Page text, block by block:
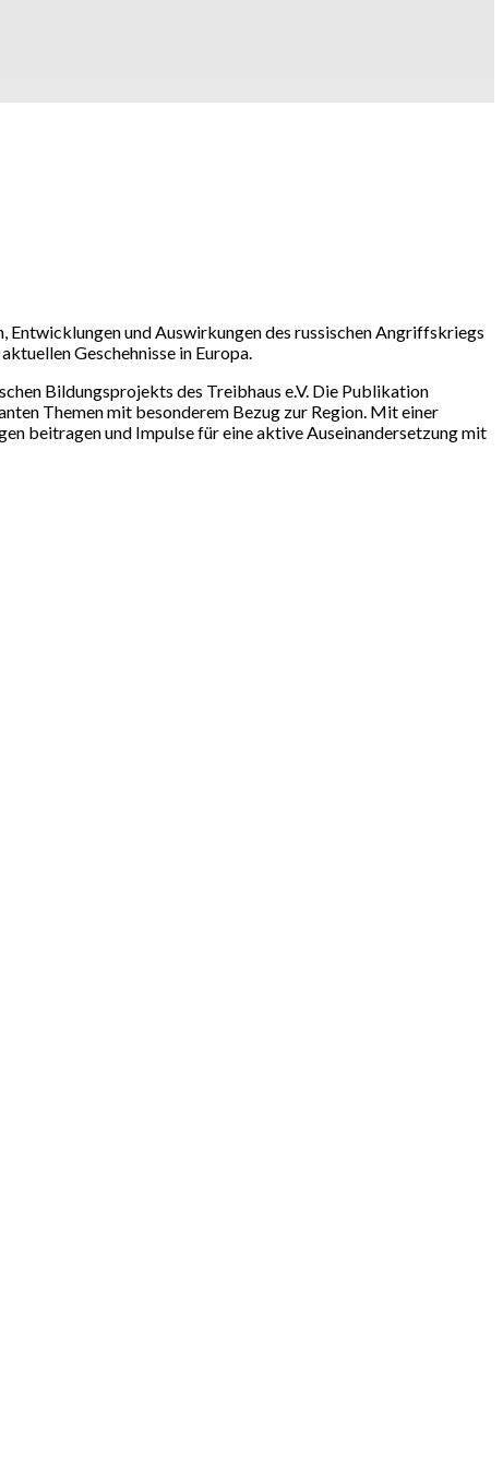
Entwicklungen und Auswirkungen des russischen Angriffskriegs
Geschehnisse in Europa.
Bildungsprojekts des Treibhaus e.V. Die Publikation
Themen mit besonderem Bezug zur Region. Mit einer
beitragen und Impulse für eine aktive Auseinandersetzung mit